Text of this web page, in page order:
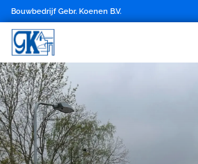
Bouwbedrijf Gebr. Koenen B.V.